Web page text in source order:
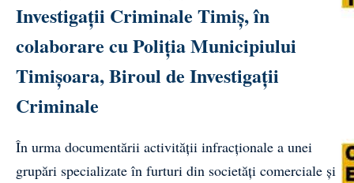
Investigații Criminale Timiș, în
colaborare cu Poliția Municipiului
Timișoara, Biroul de Investigații
Criminale
În urma documentării activității infracționale a unei
grupări specializate în furturi din societăți comerciale și